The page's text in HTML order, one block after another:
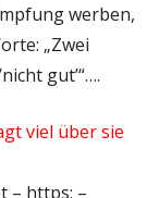
werben,
„Zwei
gut’“….
viel über sie
– https: –